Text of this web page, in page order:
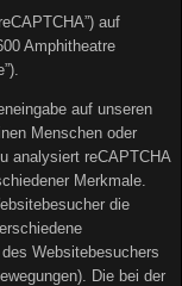
auf
Amphitheatre
auf unseren
Menschen oder
analysiert reCAPTCHA
Merkmale.
die
Websitebesuchers
Die bei der